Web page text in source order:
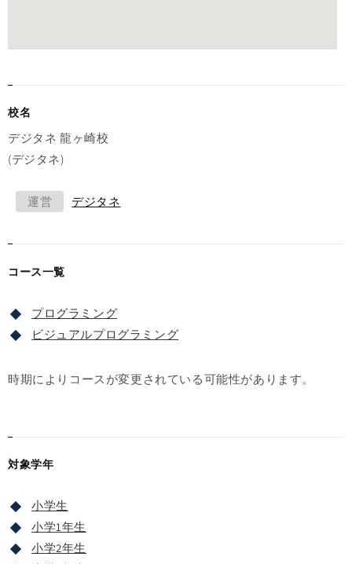
校名
デジタネ 龍ヶ崎校
(デジタネ)
運営 デジタネ
コース一覧
プログラミング
ビジュアルプログラミング
時期によりコースが変更されている可能性があります。
対象学年
小学生
小学1年生
小学2年生